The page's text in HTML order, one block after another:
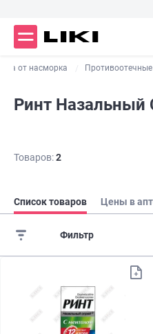
от насморка
Ринт Назальный
Товаров:2
Список товаров Цены в
Фильтр